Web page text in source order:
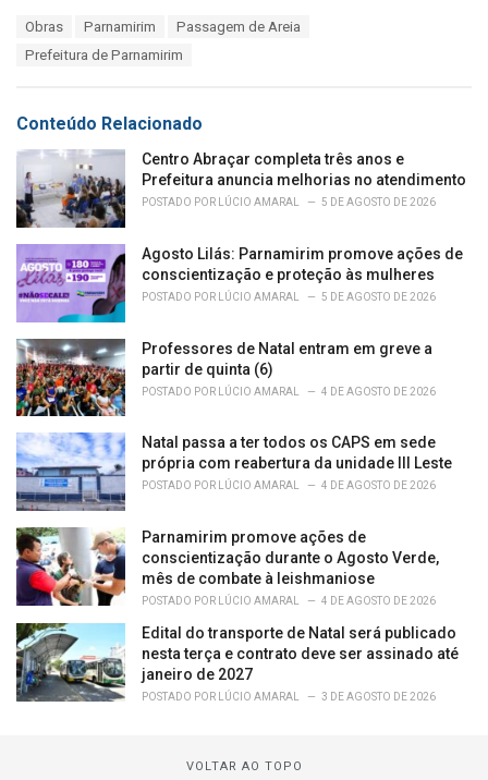
i
Obras Parnamirim
Passagem de Areia
Prefeitura de Parnamirim
Conteúdo Relacionado
Centro Abraçar completa três anos e
Prefeitura anuncia melhorias no atendimento
POSTADO POR LÚCIO AMARAL 5 DE AGOSTO DE 2026
Agosto Lilás: Parnamirim promove ações de
conscientização e proteção às mulheres
POSTADO POR LÚCIO AMARAL 5 DE AGOSTO DE 2026
Professores de Natal entram em greve a
partir de quinta (6)
POSTADO POR LÚCIO AMARAL 4 DE AGOSTO DE 2026
Natal passa a ter todos os CAPS em sede
própria com reabertura da unidade III Leste
POSTADO POR LÚCIO AMARAL 4 DE AGOSTO DE 2026
Parnamirim promove ações de
conscientização durante o Agosto Verde,
mês de combate à leishmaniose
POSTADO POR LÚCIO AMARAL 4 DE AGOSTO DE 2026
Edital do transporte de Natal será publicado
nesta terça e contrato deve ser assinado até
janeiro de 2027
POSTADO POR LÚCIO AMARAL 3 DE AGOSTO DE 2026
VOLTAR AO TOPO